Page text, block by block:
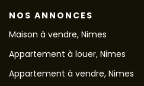
NOS ANNONCES
Maison à vendre, Nimes
Appartement à louer, Nimes
Appartement à vendre, Nimes